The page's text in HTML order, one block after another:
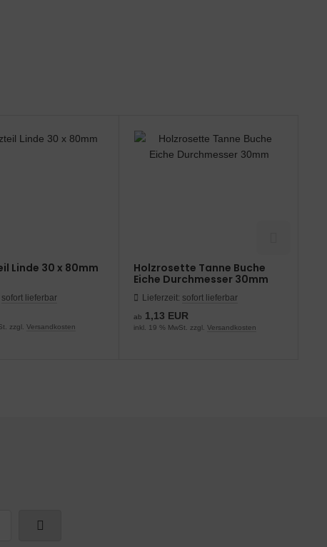
Linde 30 x 80mm
sofort lieferbar
zzgl. Versandkosten
Holzrosette Tanne Buche
Eiche Durchmesser 30mm
Lieferzeit: sofort lieferbar
ab 1,13 EUR
inkl. 19 % MwSt. zzgl. Versandkosten